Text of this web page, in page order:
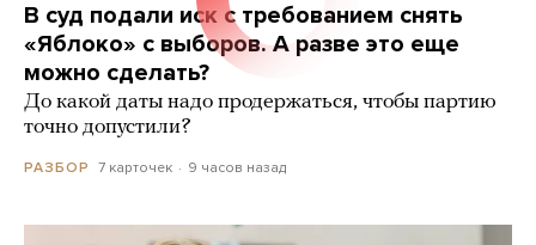
В суд подали иск с требованием снять
«Яблоко» с выборов. А разве это еще
можно сделать?
До какой даты надо продержаться, чтобы партию
точно допустили?
РАЗБОР 7 карточек 9 часов назад